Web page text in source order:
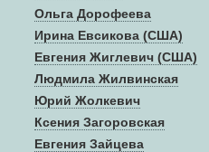
Ольга Дорофеева
Ирина Евсикова (США)
Евгения Жиглевич (США)
Людмила Жилвинская
Юрий Жолкевич
Ксения Загоровская
Евгения Зайцева